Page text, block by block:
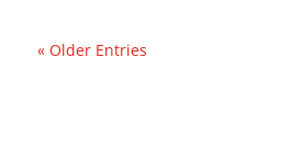
« Older Entries